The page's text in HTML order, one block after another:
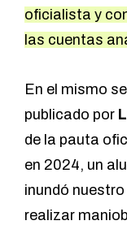
oficialista y
las cuentas
En el mismo
publicado por
de la pauta
en 2024, un
inundó
realizar